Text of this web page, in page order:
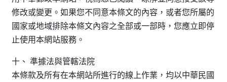
修改或變更。如果您不同意本條文的內容，或者您所屬的
國家或地域排除本條文內容之全部或一部時，您應立即停
止使用本網站服務。
十、 準據法與管轄法院
本條款及所有在本網站所進行的線上作業，均以中華民國